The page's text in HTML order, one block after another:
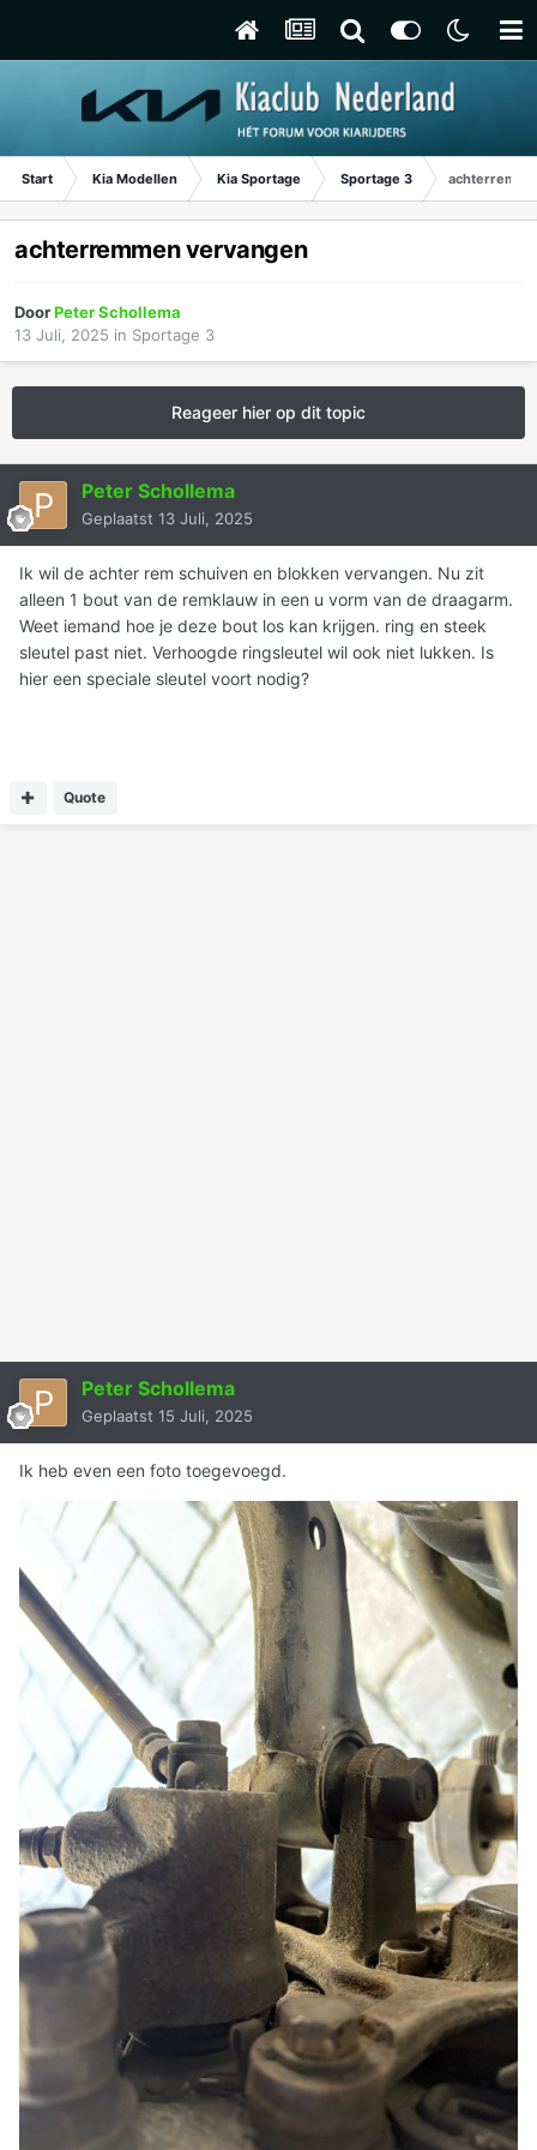
Start Kia Modellen Kia Sportage Sportage 3
achterremmen vervangen
DoorPeter Schollema
13 Juli, 2025 in Sportage 3
Reageer hier op dit topic
Peter Schollema
Geplaatst 13 Juli, 2025
Ik wil de achter rem schuiven en blokken vervangen. Nu zit
alleen 1 bout van de remklauw in een u vorm van de draagarm.
Weet iemand hoe je deze bout los kan krijgen. ring en steek
sleutel past niet. Verhoogde ringsleutel wil ook niet lukken. Is
hier een speciale sleutel voort nodig?
Quote
Peter Schollema
Geplaatst 15 Juli, 2025
Ik heb even een foto toegevoegd.